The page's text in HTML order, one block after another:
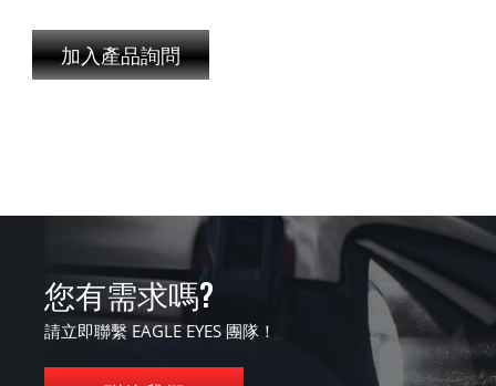
加入產品詢問
您有需求嗎?
請立即聯繫 EAGLE EYES 團隊！